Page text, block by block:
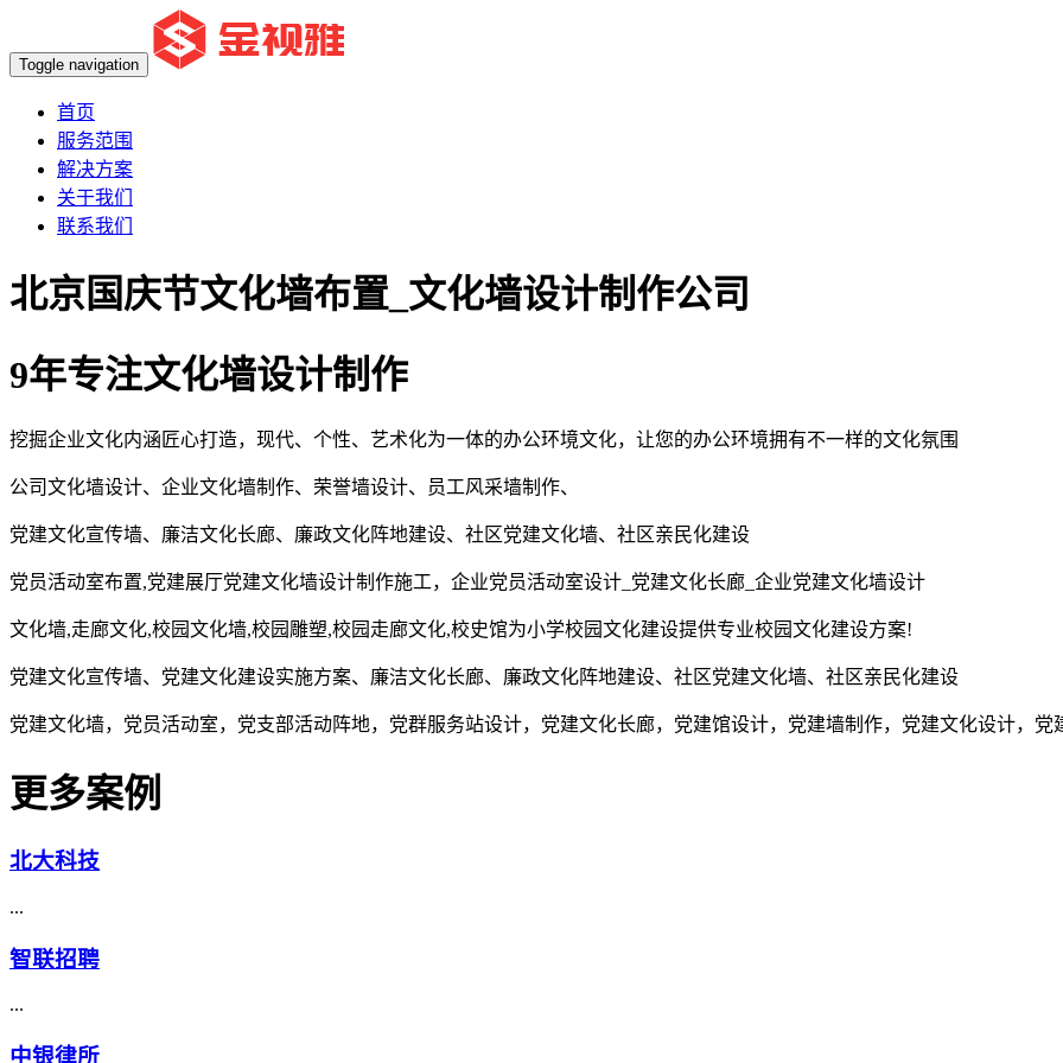
Toggle navigation
首页
服务范围
解决方案
关于我们
联系我们
北京国庆节文化墙布置_文化墙设计制作公司
9年专注文化墙设计制作
挖掘企业文化内涵匠心打造，现代、个性、艺术化为一体的办公环境文化，让您的办公环境拥有不一样的文化氛围
公司文化墙设计、企业文化墙制作、荣誉墙设计、员工风采墙制作、
党建文化宣传墙、廉洁文化长廊、廉政文化阵地建设、社区党建文化墙、社区亲民化建设
党员活动室布置,党建展厅党建文化墙设计制作施工，企业党员活动室设计_党建文化长廊_企业党建文化墙设计
文化墙,走廊文化,校园文化墙,校园雕塑,校园走廊文化,校史馆为小学校园文化建设提供专业校园文化建设方案!
党建文化宣传墙、党建文化建设实施方案、廉洁文化长廊、廉政文化阵地建设、社区党建文化墙、社区亲民化建设
党建文化墙，党员活动室，党支部活动阵地，党群服务站设计，党建文化长廊，党建馆设计，党建墙制作，党建文化设计，党
更多案例
北大科技
...
智联招聘
...
中银律所